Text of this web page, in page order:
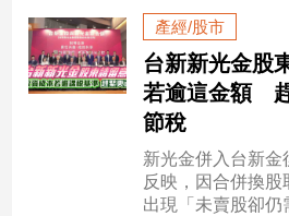
產經/股市
台新新光金股
若逾這金額
節稅
新光金併入台新金
反映，因合併換股
出現「未賣股卻